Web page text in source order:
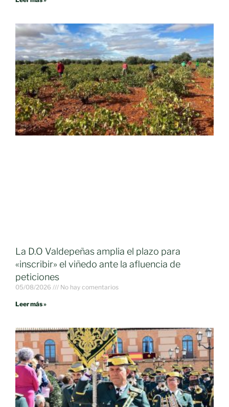
La D.O Valdepeñas amplia el plazo para
«inscribir» el viñedo ante la afluencia de
peticiones
05/08/2026 No hay comentarios
Leer más »